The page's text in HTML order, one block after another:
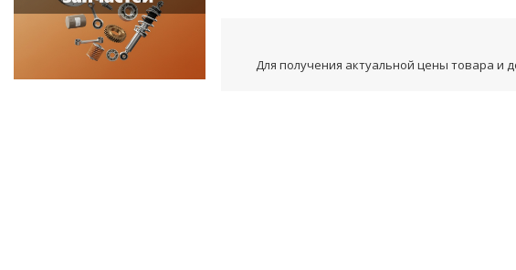
Для получения актуальной цены товара и